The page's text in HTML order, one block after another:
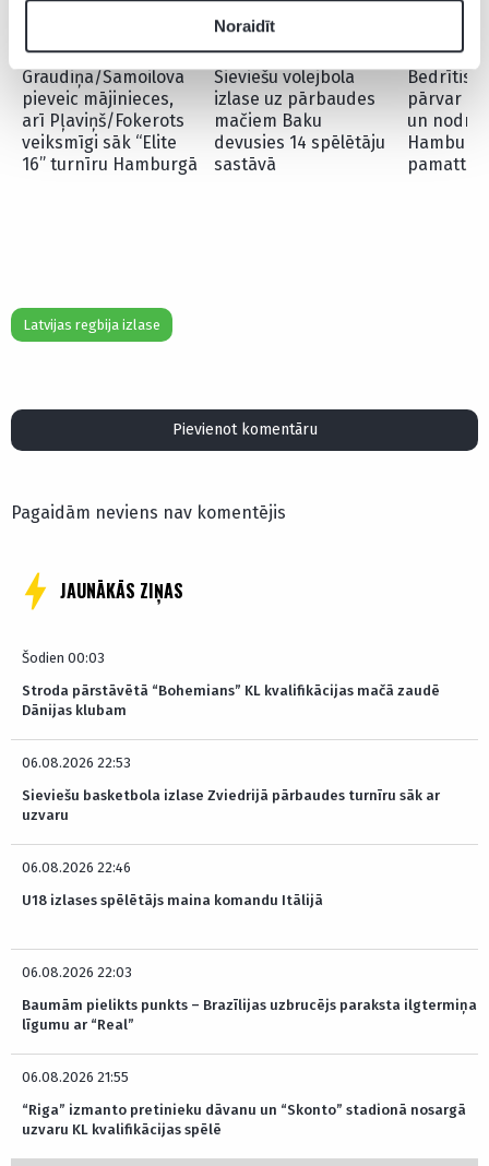
Noraidīt
Graudiņa/Samoilova
pieveic mājinieces,
arī Pļaviņš/Fokerots
veiksmīgi sāk “Elite
16” turnīru Hamburgā
Sieviešu volejbola
izlase uz pārbaudes
mačiem Baku
devusies 14 spēlētāju
sastāvā
Bedrītis/
pārvar
un
Latvijas regbija izlase
Pievienot komentāru
Pagaidām neviens nav komentējis
JAUNĀKĀS ZIŅAS
Šodien 00:03
Stroda pārstāvētā “Bohemians” KL kvalifikācijas mačā zaudē
Dānijas klubam
06.08.2026 22:53
Sieviešu basketbola izlase Zviedrijā pārbaudes turnīru sāk ar
uzvaru
06.08.2026 22:46
U18 izlases spēlētājs maina komandu Itālijā
06.08.2026 22:03
Baumām pielikts punkts – Brazīlijas uzbrucējs paraksta ilgtermiņa
līgumu ar “Real”
06.08.2026 21:55
“Riga” izmanto pretinieku dāvanu un “Skonto” stadionā nosargā
uzvaru KL kvalifikācijas spēlē